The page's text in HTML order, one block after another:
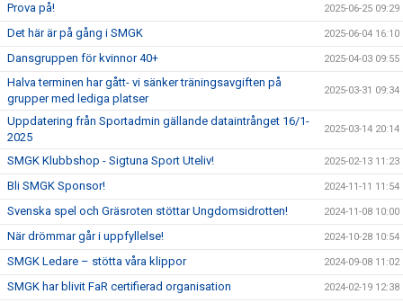
Prova på! 2025-06-25 09:29
Det här är på gång i SMGK 2025-06-04 16:10
Dansgruppen för kvinnor 40+ 2025-04-03 09:55
Halva terminen har gått- vi sänker träningsavgiften på
grupper med lediga platser
2025-03-31 09:34
Uppdatering från Sportadmin gällande dataintrånget 16/1-
2025
2025-03-14 20:14
SMGK Klubbshop - Sigtuna Sport Uteliv! 2025-02-13 11:23
Bli SMGK Sponsor! 2024-11-11 11:54
Svenska spel och Gräsroten stöttar Ungdomsidrotten! 2024-11-08 10:00
När drömmar går i uppfyllelse! 2024-10-28 10:54
SMGK Ledare – stötta våra klippor 2024-09-08 11:02
SMGK har blivit FaR certifierad organisation 2024-02-19 12:38